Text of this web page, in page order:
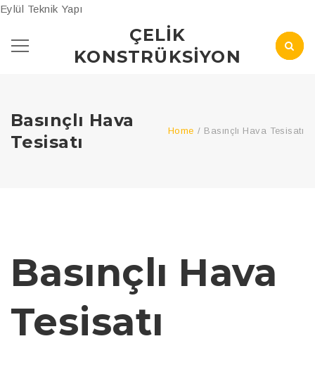
Eylül Teknik Yapı
ÇELIK
KONSTRÜKSIYON
Basınçlı Hava
Tesisatı
Home / Basınçlı Hava Tesisatı
Basınçlı Hava
Tesisatı